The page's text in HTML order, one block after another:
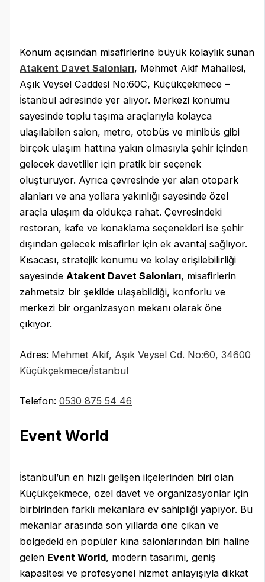
Konum açısından misafirlerine büyük kolaylık sunan
Atakent Davet Salonları, Mehmet Akif Mahallesi,
Aşık Veysel Caddesi No:60C, Küçükçekmece –
İstanbul adresinde yer alıyor. Merkezi konumu
sayesinde toplu taşıma araçlarıyla kolayca
ulaşılabilen salon, metro, otobüs ve minibüs gibi
birçok ulaşım hattına yakın olmasıyla şehir içinden
gelecek davetliler için pratik bir seçenek
oluşturuyor. Ayrıca çevresinde yer alan otopark
alanları ve ana yollara yakınlığı sayesinde özel
araçla ulaşım da oldukça rahat. Çevresindeki
restoran, kafe ve konaklama seçenekleri ise şehir
dışından gelecek misafirler için ek avantaj sağlıyor.
Kısacası, stratejik konumu ve kolay erişilebilirliği
sayesindeAtakent Davet Salonları, misafirlerin
zahmetsiz bir şekilde ulaşabildiği, konforlu ve
merkezi bir organizasyon mekanı olarak öne
çıkıyor.
Adres: Mehmet Akif, Aşık Veysel Cd. No:60, 34600
Küçükçekmece/İstanbul
Telefon:0530 875 54 46
Event World
İstanbul’un en hızlı gelişen ilçelerinden biri olan
Küçükçekmece, özel davet ve organizasyonlar için
birbirinden farklı mekanlara ev sahipliği yapıyor. Bu
mekanlar arasında son yıllarda öne çıkan ve
bölgedeki en popüler kına salonlarından biri haline
gelen Event World, modern tasarımı, geniş
kapasitesi ve profesyonel hizmet anlayışıyla dikkat